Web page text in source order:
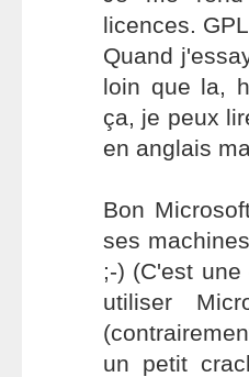
licences.
Quand
loin que la,
ça, je peux
en anglais
Bon
ses
;-) (C'est
utiliser
un petit